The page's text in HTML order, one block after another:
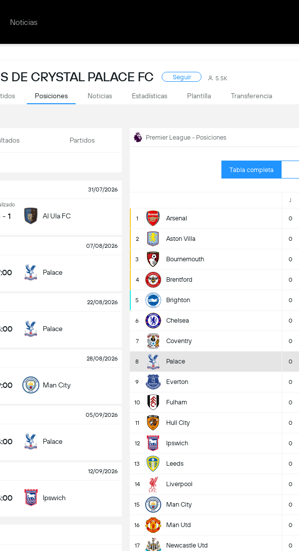
Noticias
DE CRYSTAL PALACE FC Seguir 5.5K
Posiciones Noticias Estadísticas Plantilla Transferencia
Partidos
31/07/2026
- 1 Al Ula FC
07/08/2026
Palace
22/08/2026
Palace
28/08/2026
Man City
05/09/2026
Palace
12/09/2026
Ipswich
Premier League - Posiciones
Tabla completa
J
1 Arsenal 0
2 Aston Villa 0
3 Bournemouth 0
4 Brentford 0
5 Brighton 0
6 Chelsea 0
7 Coventry 0
8 Palace 0
9 Everton 0
10 Fulham 0
11 Hull City 0
12 Ipswich 0
13 Leeds 0
14 Liverpool 0
15 Man City 0
16 Man Utd 0
17 Newcastle Utd 0